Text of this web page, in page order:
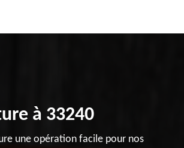
à 33240
une opération facile pour nos